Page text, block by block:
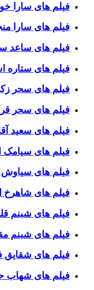
فیلم های سارا
فیلم های سارا
فیلم های ساعد
فیلم های ستاره
فیلم های سحر
فیلم های سحر
فیلم های سعید
فیلم های سیامک
فیلم های سیاوش
فیلم های شاهرخ
فیلم های شبنم
فیلم های شبنم
فیلم های شقایق
فیلم های شهاب